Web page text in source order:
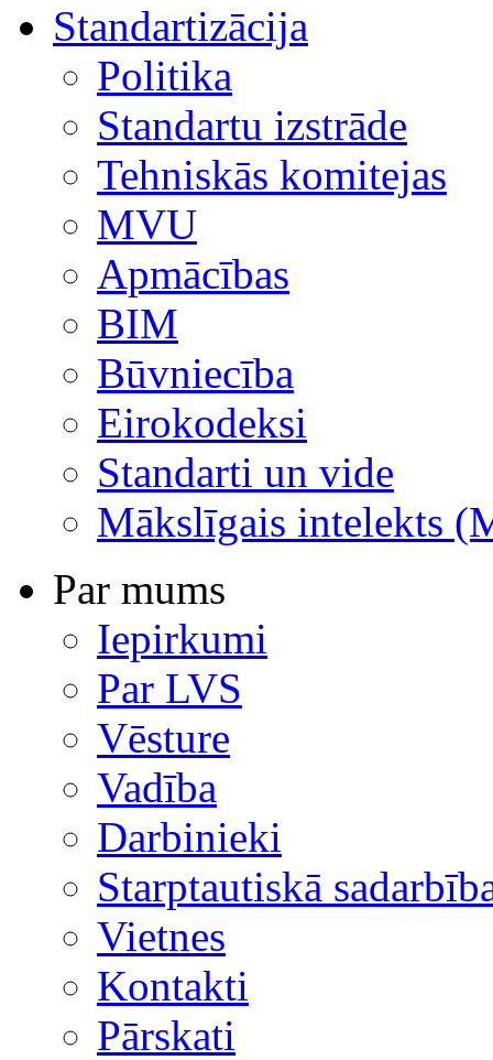
Standartizācija
Politika
Standartu izstrāde
Tehniskās komitejas
MVU
Apmācības
BIM
Būvniecība
Eirokodeksi
Standarti un vide
Mākslīgais intelekts
Par mums
Iepirkumi
Par LVS
Vēsture
Vadība
Darbinieki
Starptautiskā
Vietnes
Kontakti
Pārskati